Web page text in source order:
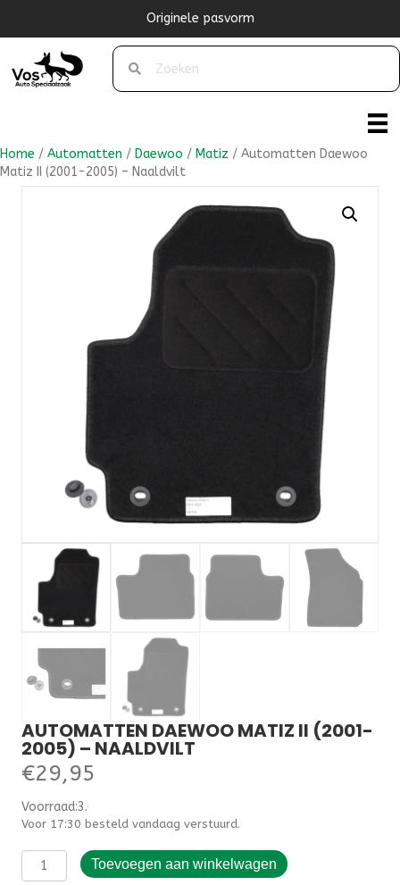
Originele pasvorm
Home / Automatten / Daewoo / Matiz / Automatten Daewoo
Matiz II (2001-2005) – Naaldvilt
AUTOMATTEN DAEWOO MATIZ II (2001-
2005) – NAALDVILT
€29,95
Voorraad:3.000000
Voor 17:30 besteld vandaag verstuurd.
Automatten
Daewoo
Toevoegen aan winkelwagen